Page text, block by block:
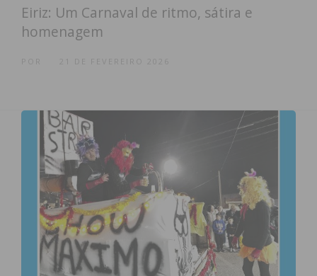
Eiriz: Um Carnaval de ritmo, sátira e
homenagem